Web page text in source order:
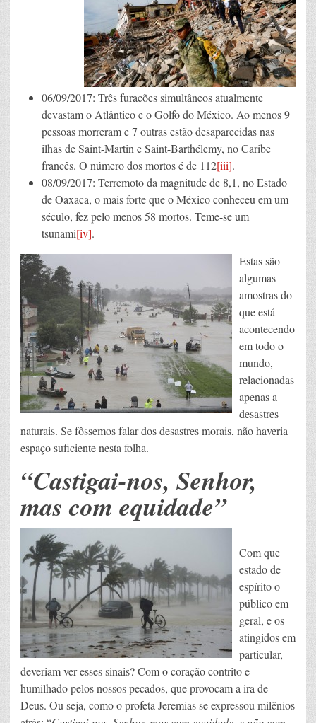
06/09/2017: Três furacões simultâneos atualmente
devastam o Atlântico e o Golfo do México. Ao menos 9
pessoas morreram e 7 outras estão desaparecidas nas
ilhas de Saint-Martin e Saint-Barthélemy, no Caribe
francês. O número dos mortos é de 112[iii].
08/09/2017: Terremoto da magnitude de 8,1, no Estado
de Oaxaca, o mais forte que o México conheceu em um
século, fez pelo menos 58 mortos. Teme-se um
tsunami[iv].
Estas são
algumas
amostras do
que está
acontecendo
em todo o
mundo,
relacionadas
apenas a
desastres
naturais. Se fôssemos falar dos desastres morais, não haveria
espaço suficiente nesta folha.
“Castigai-nos, Senhor,
mas com equidade”
Com que
estado de
espírito o
público em
geral, e os
atingidos em
particular,
deveriam ver esses sinais? Com o coração contrito e
humilhado pelos nossos pecados, que provocam a ira de
Deus. Ou seja, como o profeta Jeremias se expressou milênios